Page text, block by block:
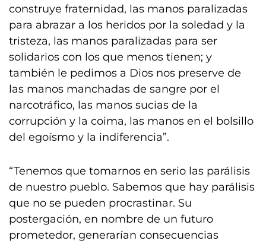
construye fraternidad, las manos paralizadas
para abrazar a los heridos por la soledad y la
tristeza, las manos paralizadas para ser
solidarios con los que menos tienen; y
también le pedimos a Dios nos preserve de
las manos manchadas de sangre por el
narcotráfico, las manos sucias de la
corrupción y la coima, las manos en el bolsillo
del egoísmo y la indiferencia”.
“Tenemos que tomarnos en serio las parálisis
de nuestro pueblo. Sabemos que hay parálisis
que no se pueden procrastinar. Su
postergación, en nombre de un futuro
prometedor, generarían consecuencias